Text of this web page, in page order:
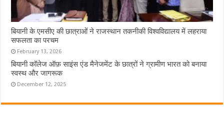
बियानी के एमसीए की छात्राओं ने राजस्थान तकनीकी विश्वविद्यालय में लहराया
सफलता का परचम
February 13, 2026
बियानी कॉलेज ऑफ़ साइंस एंड मैनेजमेंट के छात्रों ने ग्रामीण भारत को बनाया
स्वस्थ और जागरूक
December 12, 2025